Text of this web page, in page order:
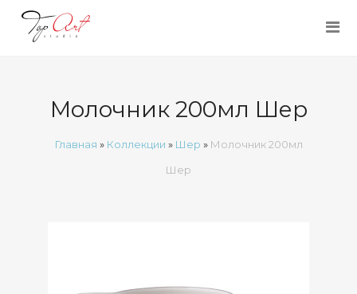
Молочник 200мл Шер
Главная » Коллекции » Шер » Молочник 200мл
Шер